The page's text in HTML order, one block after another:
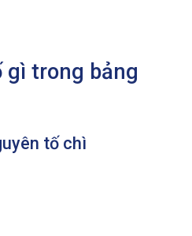
gì trong bảng
tố chì